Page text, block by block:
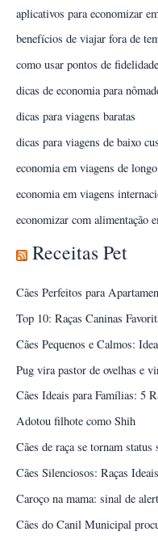
aplicativos para economizar
benefícios de viajar fora de
como usar pontos de fidelidade
dicas de economia para
dicas para viagens baratas
dicas para viagens de baixo
economia em viagens de
economia em viagens
economizar com alimentação
Receitas Pet
Cães Perfeitos para
Top 10: Raças Caninas
Cães Pequenos e Calmos:
Pug vira pastor de ovelhas e
Cães Ideais para Famílias: 5
Adotou filhote como Shih
Cães de raça se tornam
Cães Silenciosos: Raças
Caroço na mama: sinal de
Cães do Canil Municipal